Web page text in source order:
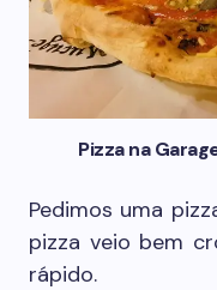
Pizza na
Pedimos uma
pizza veio bem
rápido.